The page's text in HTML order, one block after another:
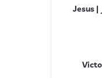
عطر ادکلن جسوس دل پوزو ادونچر کواسار | Jesus